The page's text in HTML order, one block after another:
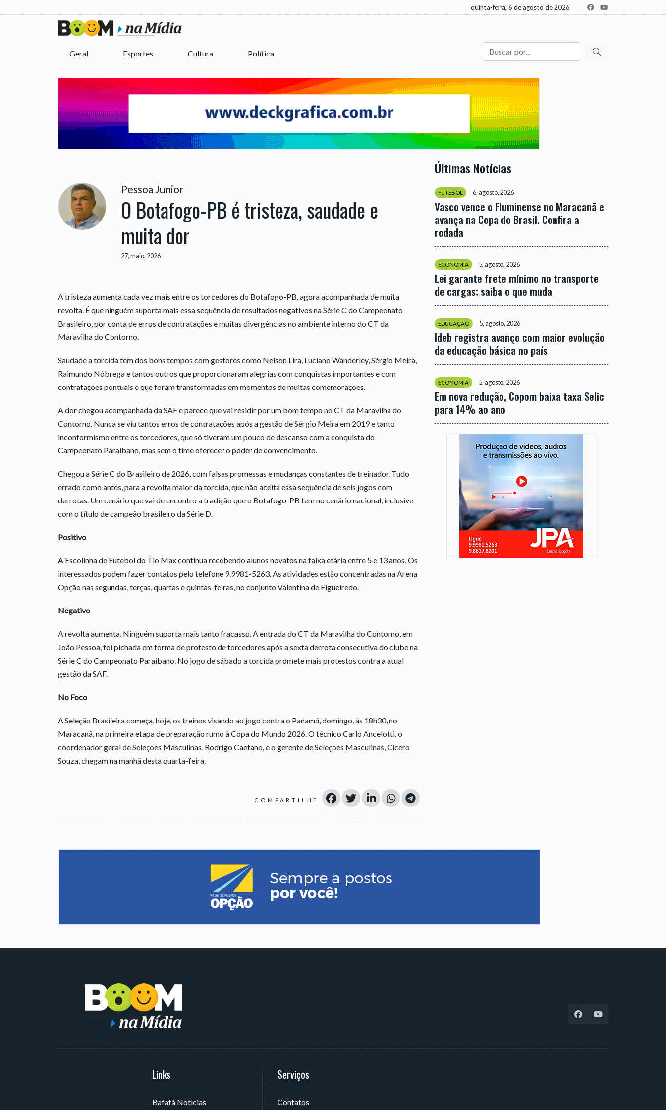
quinta-feira, 6 de agosto de 2026
Geral Esportes Cultura Política
Buscar
Pessoa Junior
O Botafogo-PB é tristeza, saudade e
muita dor
27, maio, 2026
A tristeza aumenta cada vez mais entre os torcedores do Botafogo-PB, agora acompanhada de muita
revolta. É que ninguém suporta mais essa sequência de resultados negativos na Série C do Campeonato
Brasileiro, por conta de erros de contratações e muitas divergências no ambiente interno do CT da
Maravilha do Contorno.
Saudade a torcida tem dos bons tempos com gestores como Nelson Lira, Luciano Wanderley, Sérgio Meira,
Raimundo Nóbrega e tantos outros que proporcionaram alegrias com conquistas importantes e com
contratações pontuais e que foram transformadas em momentos de muitas comemorações.
A dor chegou acompanhada da SAF e parece que vai residir por um bom tempo no CT da Maravilha do
Contorno. Nunca se viu tantos erros de contratações após a gestão de Sérgio Meira em 2019 e tanto
inconformismo entre os torcedores, que só tiveram um pouco de descanso com a conquista do
Campeonato Paraibano, mas sem o time oferecer o poder de convencimento.
Chegou a Série C do Brasileiro de 2026, com falsas promessas e mudanças constantes de treinador. Tudo
errado como antes, para a revolta maior da torcida, que não aceita essa sequência de seis jogos com
derrotas. Um cenário que vai de encontro a tradição que o Botafogo-PB tem no cenário nacional, inclusive
com o título de campeão brasileiro da Série D.
Positivo
A Escolinha de Futebol do Tio Max continua recebendo alunos novatos na faixa etária entre 5 e 13 anos. Os
interessados podem fazer contatos pelo telefone 9.9981-5263. As atividades estão concentradas na Arena
Opção nas segundas, terças, quartas e quintas-feiras, no conjunto Valentina de Figueiredo.
Negativo
A revolta aumenta. Ninguém suporta mais tanto fracasso. A entrada do CT da Maravilha do Contorno, em
João Pessoa, foi pichada em forma de protesto de torcedores após a sexta derrota consecutiva do clube na
Série C do Campeonato Paraibano. No jogo de sábado a torcida promete mais protestos contra a atual
gestão da SAF.
No Foco
A Seleção Brasileira começa, hoje, os treinos visando ao jogo contra o Panamá, domingo, às 18h30, no
Maracanã, na primeira etapa de preparação rumo à Copa do Mundo 2026. O técnico Carlo Ancelotti, o
coordenador geral de Seleções Masculinas, Rodrigo Caetano, e o gerente de Seleções Masculinas, Cícero
Souza, chegam na manhã desta quarta-feira.
COMPARTILHE
Últimas Notícias
FUTEBOL 6, agosto, 2026
Vasco vence o Fluminense no Maracanã e
avança na Copa do Brasil. Confira a
rodada
ECONOMIA 5, agosto, 2026
Lei garante frete mínimo no transporte
de cargas; saiba o que muda
EDUCAÇÃO 5, agosto, 2026
Ideb registra avanço com maior evolução
da educação básica no país
ECONOMIA 5, agosto, 2026
Em nova redução, Copom baixa taxa Selic
para 14% ao ano
Links
Bafafá Notícias
Serviços
Contatos
Serviços
Av. Rui Barbosa, 405 - Torre, João Pessoa - PB, Brasil